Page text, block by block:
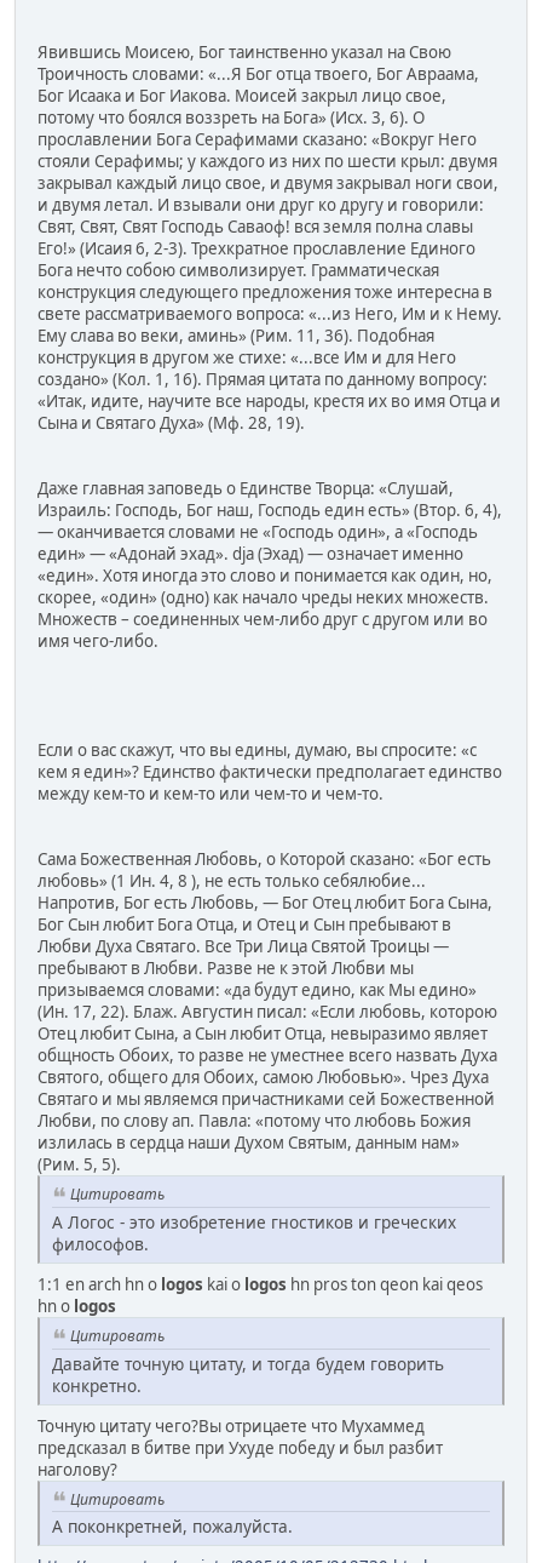
Явившись Моисею, Бог таинственно указал на Свою
Троичность словами: «...Я Бог отца твоего, Бог Авраама,
Бог Исаака и Бог Иакова. Моисей закрыл лицо свое,
потому что боялся воззреть на Бога» (Исх. 3, 6). О
прославлении Бога Серафимами сказано: «Вокруг Него
стояли Серафимы; у каждого из них по шести крыл: двумя
закрывал каждый лицо свое, и двумя закрывал ноги свои,
и двумя летал. И взывали они друг ко другу и говорили:
Свят, Свят, Свят Господь Саваоф! вся земля полна славы
Его!» (Исаия 6, 2-3). Трехкратное прославление Единого
Бога нечто собою символизирует. Грамматическая
конструкция следующего предложения тоже интересна в
свете рассматриваемого вопроса: «...из Него, Им и к Нему.
Ему слава во веки, аминь» (Рим. 11, 36). Подобная
конструкция в другом же стихе: «...все Им и для Него
создано» (Кол. 1, 16). Прямая цитата по данному вопросу:
«Итак, идите, научите все народы, крестя их во имя Отца и
Сына и Святаго Духа» (Мф. 28, 19).
Даже главная заповедь о Единстве Творца: «Слушай,
Израиль: Господь, Бог наш, Господь един есть» (Втор. 6, 4),
— оканчивается словами не «Господь один», а «Господь
един» — «Адонай эхад». dja (Эхад) — означает именно
«един». Хотя иногда это слово и понимается как один, но,
скорее, «один» (одно) как начало чреды неких множеств.
Множеств – соединенных чем-либо друг с другом или во
имя чего-либо.
Если о вас скажут, что вы едины, думаю, вы спросите: «с
кем я един»? Единство фактически предполагает единство
между кем-то и кем-то или чем-то и чем-то.
Сама Божественная Любовь, о Которой сказано: «Бог есть
любовь» (1 Ин. 4, 8 ), не есть только себялюбие...
Напротив, Бог есть Любовь, — Бог Отец любит Бога Сына,
Бог Сын любит Бога Отца, и Отец и Сын пребывают в
Любви Духа Святаго. Все Три Лица Святой Троицы —
пребывают в Любви. Разве не к этой Любви мы
призываемся словами: «да будут едино, как Мы едино»
(Ин. 17, 22). Блаж. Августин писал: «Если любовь, которою
Отец любит Сына, а Сын любит Отца, невыразимо являет
общность Обоих, то разве не уместнее всего назвать Духа
Святого, общего для Обоих, самою Любовью». Чрез Духа
Святаго и мы являемся причастниками сей Божественной
Любви, по слову ап. Павла: «потому что любовь Божия
излилась в сердца наши Духом Святым, данным нам»
(Рим. 5, 5).
Цитировать
А Логос - это изобретение гностиков и греческих
философов.
1:1 en arch hn o logos kai o logos hn pros ton qeon kai qeos
hn o logos
Цитировать
Давайте точную цитату, и тогда будем говорить
конкретно.
Точную цитату чего?Вы отрицаете что Мухаммед
предсказал в битве при Ухуде победу и был разбит
наголову?
Цитировать
А поконкретней, пожалуйста.